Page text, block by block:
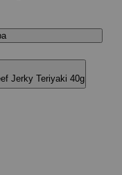
Jerky Teriyaki 40g